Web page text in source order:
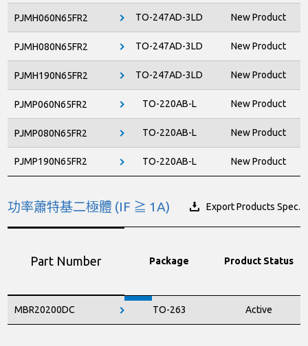
PJMH060N65FR2
PJMH080N65FR2
PJMH190N65FR2
PJMP060N65FR2
PJMP080N65FR2
PJMP190N65FR2
TO-247AD-3LD New Product
TO-247AD-3LD New Product
TO-247AD-3LD New Product
TO-220AB-L New Product
TO-220AB-L New Product
TO-220AB-L New Product
功率蕭特基二極體 (IF ≧ 1A) Export Products Spec.
Part Number
MBR20200DC
Package Product Status
TO-263 Active